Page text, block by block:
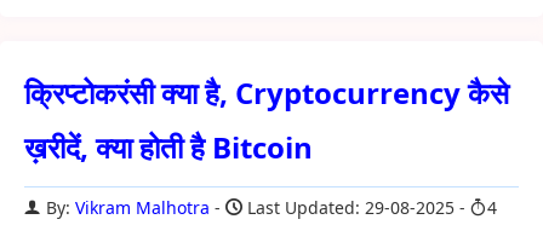
क्रिप्टोकरंसी क्या है, Cryptocurrency कैसे
ख़रीदें, क्या होती है Bitcoin
By: Vikram Malhotra Last Updated: 29-08-2025
4